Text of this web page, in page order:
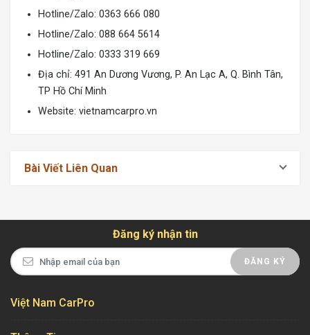
Hotline/Zalo: 0363 666 080
Hotline/Zalo: 088 664 5614
Hotline/Zalo: 0333 319 669
Địa chỉ: 491 An Dương Vương, P. An Lạc A, Q. Bình Tân,
TP Hồ Chí Minh
Website: vietnamcarpro.vn
Bài Viết Liên Quan
Đăng ký nhận tin
ĐĂNG KÝ
Việt Nam CarPro